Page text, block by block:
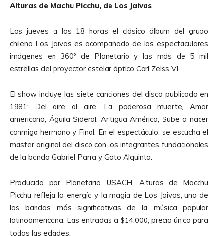
Alturas de Machu Picchu, de Los Jaivas
Los jueves a las 18 horas el clásico álbum del grupo
chileno Los Jaivas es acompañado de las espectaculares
imágenes en 360º de Planetario y las más de 5 mil
estrellas del proyector estelar óptico Carl Zeiss VI.
El show incluye las siete canciones del disco publicado en
1981: Del aire al aire, La poderosa muerte, Amor
americano, Águila Sideral, Antigua América, Sube a nacer
conmigo hermano y Final. En el espectáculo, se escucha el
master original del disco con los integrantes fundacionales
de la banda Gabriel Parra y Gato Alquinta.
Producido por Planetario USACH, Alturas de Macchu
Picchu refleja la energía y la magia de Los Jaivas, una de
las bandas más significativas de la música popular
latinoamericana. Las entradas a $14.000, precio único para
todas las edades.